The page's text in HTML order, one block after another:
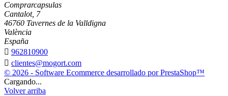
Comprarcapsulas
Cantalot, 7
46760 Tavernes de la Valldigna
València
España
 962810900
 clientes@mogort.com
© 2026 - Software Ecommerce desarrollado por PrestaShop™
Cargando...
Volver arriba